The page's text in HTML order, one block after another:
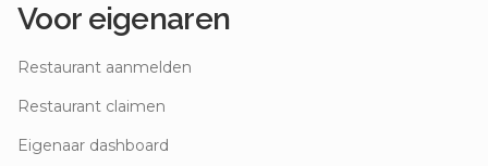
Voor eigenaren
Restaurant aanmelden
Restaurant claimen
Eigenaar dashboard